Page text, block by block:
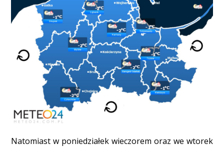
Natomiast w poniedziałek wieczorem oraz we wtorek